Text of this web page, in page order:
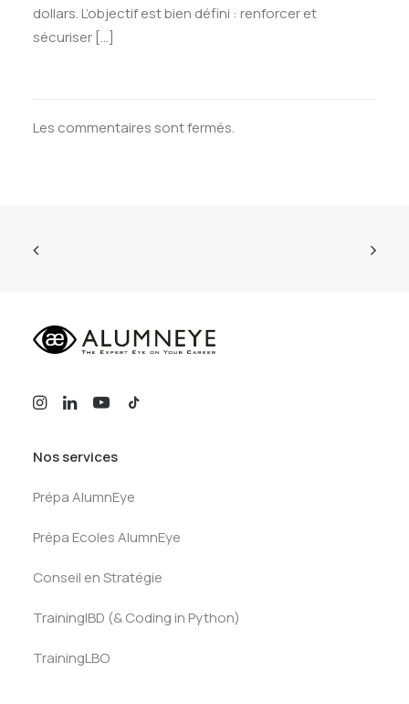
dollars. L’objectif est bien défini : renforcer et
sécuriser […]
Les commentaires sont fermés.
Nos services
Prépa AlumnEye
Prépa Ecoles AlumnEye
Conseil en Stratégie
TrainingIBD (& Coding in Python)
TrainingLBO